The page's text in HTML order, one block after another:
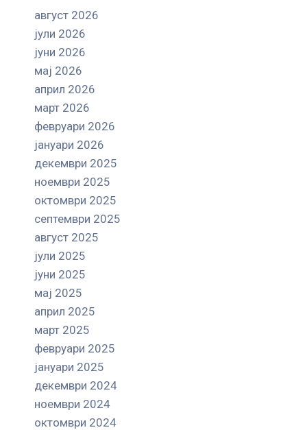
август 2026
јули 2026
јуни 2026
мај 2026
април 2026
март 2026
февруари 2026
јануари 2026
декември 2025
ноември 2025
октомври 2025
септември 2025
август 2025
јули 2025
јуни 2025
мај 2025
април 2025
март 2025
февруари 2025
јануари 2025
декември 2024
ноември 2024
октомври 2024